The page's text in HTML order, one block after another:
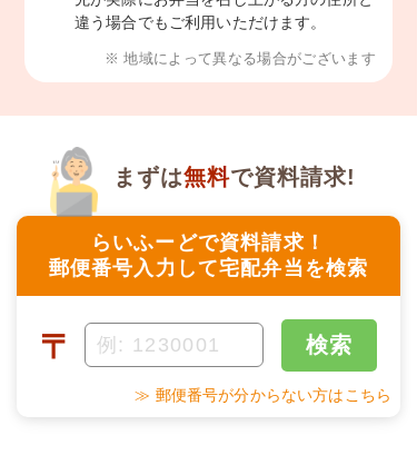
違う場合でもご利用いただけます。
※ 地域によって異なる場合がございます
らいふーどで資料請求！
郵便番号入力して宅配弁当を検索
まずは無料で資料請求!
〒 検索
≫ 郵便番号が分からない方はこちら